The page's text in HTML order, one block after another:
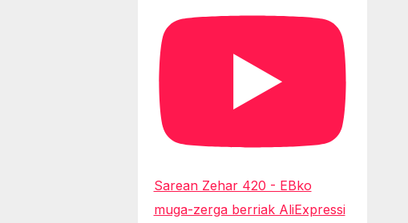
Sarean Zehar 420 - EBko
muga-zerga berriak AliExpressi